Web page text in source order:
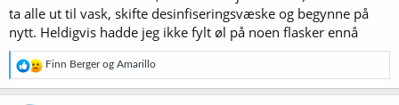
ta alle ut til vask, skifte desinfiseringsvæske og begynne på
nytt. Heldigvis hadde jeg ikke fylt øl på noen flasker ennå
R
e
a
Finn Bergerog Amarillo